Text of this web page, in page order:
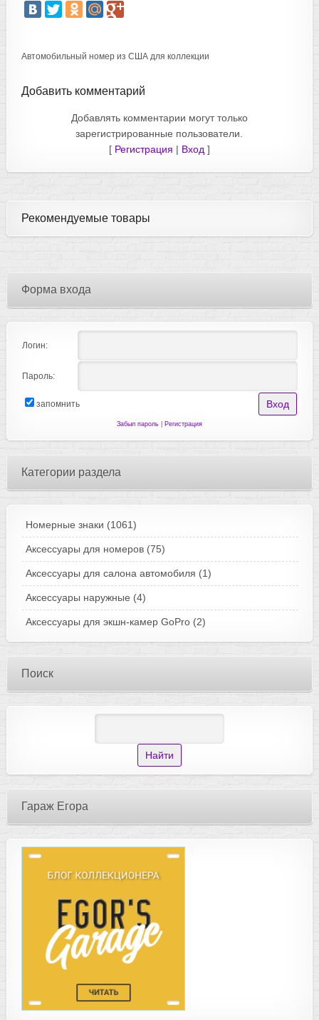
Автомобильный номер из США для коллекции
Добавить комментарий
Добавлять комментарии могут только
зарегистрированные пользователи.
[ Регистрация | Вход ]
Рекомендуемые товары
Форма входа
Логин:
Пароль:
запомнить
Забыл пароль| Регистрация
Категории раздела
Номерные знаки (1061)
Аксессуары для номеров (75)
Аксессуары для салона автомобиля (1)
Аксессуары наружные (4)
Аксессуары для экшн-камер GoPro (2)
Поиск
Гараж Егора